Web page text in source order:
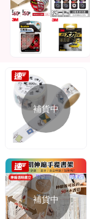
補貨中
補貨中